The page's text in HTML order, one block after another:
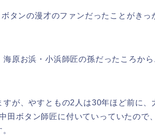
タンの漫才のファンだったことがきっ
原お浜・小浜師匠の孫だったころか
が、やすともの2人は30年ほど前に、
田ボタン師匠に付いていっていたので